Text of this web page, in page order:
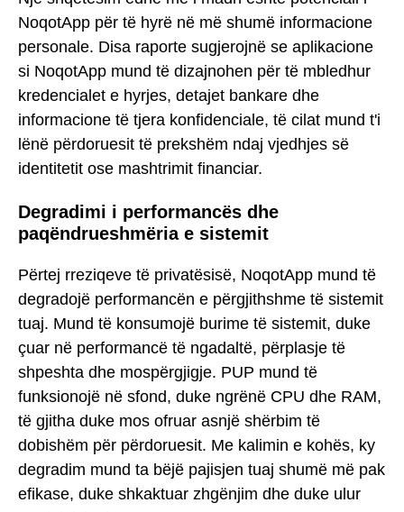
NoqotApp për të hyrë në më shumë informacione
personale. Disa raporte sugjerojnë se aplikacione
si NoqotApp mund të dizajnohen për të mbledhur
kredencialet e hyrjes, detajet bankare dhe
informacione të tjera konfidenciale, të cilat mund t'i
lënë përdoruesit të prekshëm ndaj vjedhjes së
identitetit ose mashtrimit financiar.
Degradimi i performancës dhe
paqëndrueshmëria e sistemit
Përtej rreziqeve të privatësisë, NoqotApp mund të
degradojë performancën e përgjithshme të sistemit
tuaj. Mund të konsumojë burime të sistemit, duke
çuar në performancë të ngadaltë, përplasje të
shpeshta dhe mospërgjigje. PUP mund të
funksionojë në sfond, duke ngrënë CPU dhe RAM,
të gjitha duke mos ofruar asnjë shërbim të
dobishëm për përdoruesit. Me kalimin e kohës, ky
degradim mund ta bëjë pajisjen tuaj shumë më pak
efikase, duke shkaktuar zhgënjim dhe duke ulur